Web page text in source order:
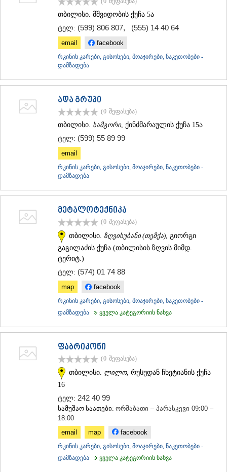
თბილისი. მშვიდობის ქუჩა 5ა
ტელ: (599) 806 807, (555) 14 40 64
email facebook
რკინის კარები, გისოსები, მოაჯირები, ნაკეთობები -
დამზადება
ადა გრუპი
(0 შეფასება)
თბილისი. სამგორი, ქინძმარაულის ქუჩა 15ა
ტელ: (599) 55 89 99
email
რკინის კარები, გისოსები, მოაჯირები, ნაკეთობები -
დამზადება
მეტალოტექნიკა
(0 შეფასება)
თბილისი. ზღვისუბანი (თემქა) , გიორგი
გაგილაძის ქუჩა (თბილისის ზღვის მიმდ.
ტერიტ.)
ტელ: (574) 01 74 88
map facebook
რკინის კარები, გისოსები, მოაჯირები, ნაკეთობები -
დამზადება
ყველა კატეგორიის ნახვა
ფაბრიკონი
(0 შეფასება)
თბილისი. ლილო, რუსუდან ჩხეტიანის ქუჩა
16
ტელ: 242 40 99
სამუშაო საათები: ორშაბათი – პარასკევი 09:00 –
18:00
email
map facebook
რკინის კარები, გისოსები, მოაჯირები, ნაკეთობები -
დამზადება
ყველა კატეგორიის ნახვა